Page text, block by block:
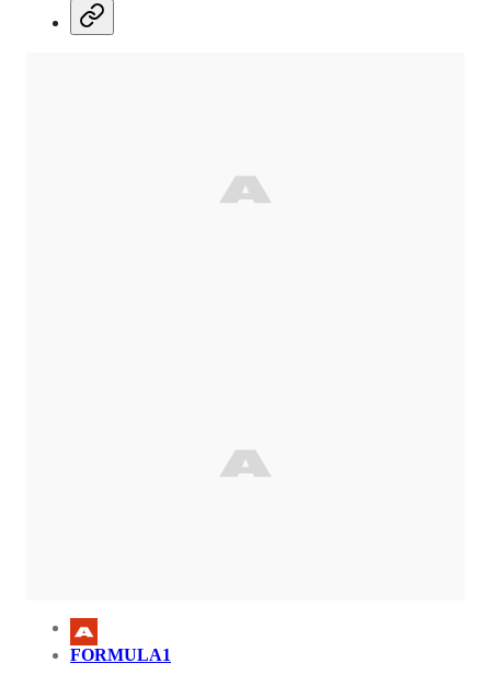
FORMULA1